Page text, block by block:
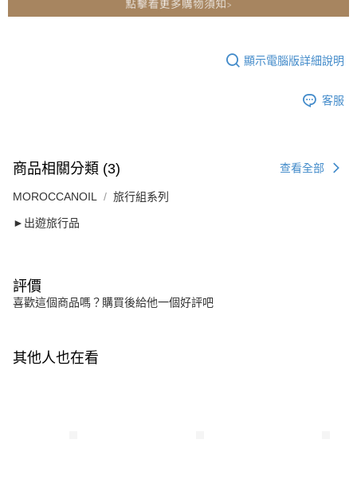
顯示電腦版詳細說明
客服
商品相關分類 (3) 查看全部
MOROCCANOIL 旅行組系列
►出遊旅行品
評價
喜歡這個商品嗎？購買後給他一個好評吧
其他人也在看